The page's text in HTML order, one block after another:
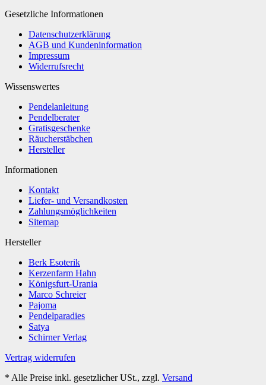
Gesetzliche Informationen
Datenschutzerklärung
AGB und Kundeninformation
Impressum
Widerrufsrecht
Wissenswertes
Pendelanleitung
Pendelberater
Gratisgeschenke
Räucherstäbchen
Hersteller
Informationen
Kontakt
Liefer- und Versandkosten
Zahlungsmöglichkeiten
Sitemap
Hersteller
Berk Esoterik
Kerzenfarm Hahn
Königsfurt-Urania
Marco Schreier
Pajoma
Pendelparadies
Satya
Schirner Verlag
Vertrag widerrufen
* Alle Preise inkl. gesetzlicher USt., zzgl. Versand